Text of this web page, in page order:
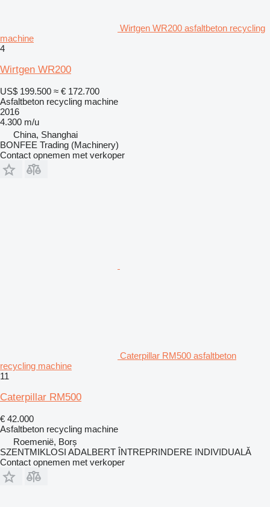
Wirtgen WR200 asfaltbeton recycling
machine
4
Wirtgen WR200
US$ 199.500 ≈ € 172.700
Asfaltbeton recycling machine
2016
4.300 m/u
China, Shanghai
BONFEE Trading (Machinery)
Contact opnemen met verkoper
Caterpillar RM500 asfaltbeton
recycling machine
11
Caterpillar RM500
€ 42.000
Asfaltbeton recycling machine
Roemenië, Borș
SZENTMIKLOSI ADALBERT ÎNTREPRINDERE INDIVIDUALĂ
Contact opnemen met verkoper